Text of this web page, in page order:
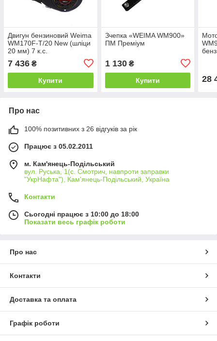
Двигун бензиновий Weima
WM170F-T/20 New (шліци
20 мм) 7 к.с.
7 436 ₴
Купити
Зчепка «WEIMA WM900»
ПМ Преміум
1 130₴
Купити 28
Про нас
100% позитивних з 26 відгуків за рік
Працює з 05.02.2011
м. Кам'янець-Подільський
вул. Руська, 1(с. Смотрич, навпроти заправки
"УкрНафта"), Кам'янець-Подільський, Україна
Контакти
Сьогодні працює з 10:00 до 18:00
Показати весь графік роботи
Про нас
Контакти
Доставка та оплата
Графік роботи